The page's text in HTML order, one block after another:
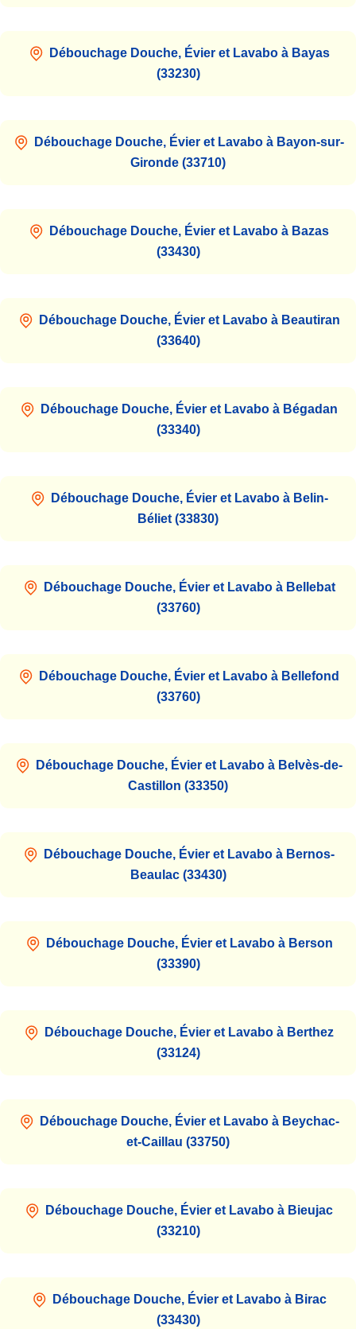
Débouchage Douche, Évier et Lavabo à Bayas
(33230)
Débouchage Douche, Évier et Lavabo à Bayon-sur-
Gironde (33710)
Débouchage Douche, Évier et Lavabo à Bazas
(33430)
Débouchage Douche, Évier et Lavabo à Beautiran
(33640)
Débouchage Douche, Évier et Lavabo à Bégadan
(33340)
Débouchage Douche, Évier et Lavabo à Belin-
Béliet (33830)
Débouchage Douche, Évier et Lavabo à Bellebat
(33760)
Débouchage Douche, Évier et Lavabo à Bellefond
(33760)
Débouchage Douche, Évier et Lavabo à Belvès-de-
Castillon (33350)
Débouchage Douche, Évier et Lavabo à Bernos-
Beaulac (33430)
Débouchage Douche, Évier et Lavabo à Berson
(33390)
Débouchage Douche, Évier et Lavabo à Berthez
(33124)
Débouchage Douche, Évier et Lavabo à Beychac-
et-Caillau (33750)
Débouchage Douche, Évier et Lavabo à Bieujac
(33210)
Débouchage Douche, Évier et Lavabo à Birac
(33430)